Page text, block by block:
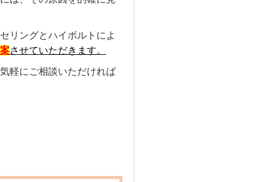
リングとハイボルトによ
させていただきます。
軽にご相談いただければ